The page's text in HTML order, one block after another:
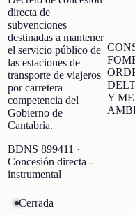
directa de
subvenciones
destinadas a mantener
el servicio público de
las estaciones de
transporte de viajeros
por carretera
competencia del
Gobierno de
Cantabria.
BDNS 899411 ·
Concesión directa -
instrumental
Y
Cerrada